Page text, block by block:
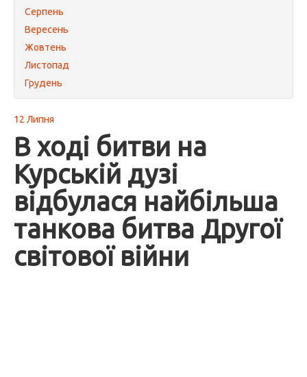
Серпень
Вересень
Жовтень
Листопад
Грудень
12 Липня
В ході битви на
Курській дузі
відбулася найбільша
танкова битва Другої
світової війни